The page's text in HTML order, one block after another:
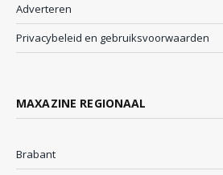
Adverteren
Privacybeleid en gebruiksvoorwaarden
MAXAZINE REGIONAAL
Brabant